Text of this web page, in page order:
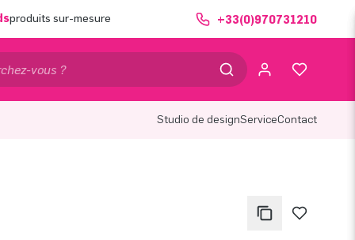
produits sur-mesure +33(0)970731210
Studio de designServiceContact